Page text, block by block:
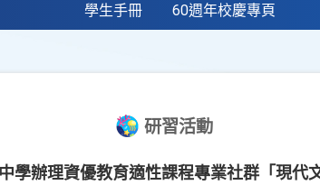
學生手冊 60週年校慶專頁
研習活動
學辦理資優教育適性課程專業社群「現代